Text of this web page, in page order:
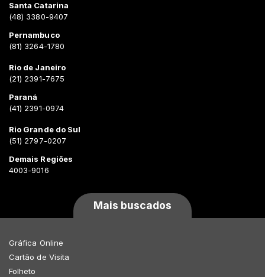
Santa Catarina
(48) 3380-9407
Pernambuco
(81) 3264-1780
Rio de Janeiro
(21) 2391-7675
Paraná
(41) 2391-0974
Rio Grande do Sul
(51) 2797-0207
Demais Regiões
4003-9016
Mais buscados
Gráfica Online
Cartão de Visita
Folheto